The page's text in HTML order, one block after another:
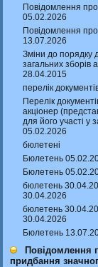
Повідомлення
05.02.2026
Повідомлення
13.07.2026
Зміни до порядку
загальних зборів
28.04.2015
перелік
Перелік
акціонер
для його участі у
05.02.2026
бюлетені
Бюлетень
Бюлетень
бюлетень
30.04.2026
бюлетень
30.04.2026
Бюлетень
Повідомлення
придбання